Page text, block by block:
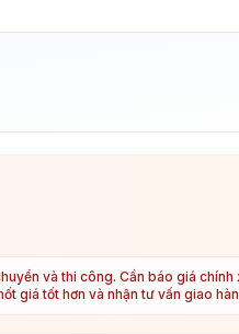
và thi công. Cần báo giá
giá tốt hơn và nhận tư vấn giao